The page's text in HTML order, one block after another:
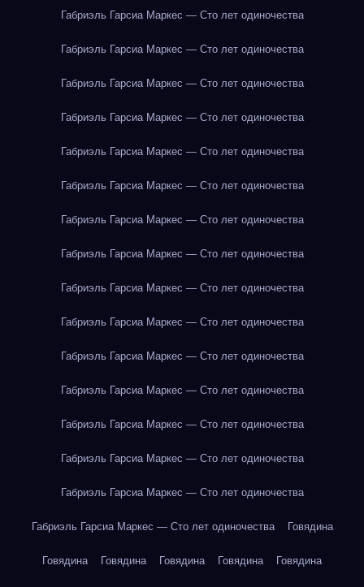
Габриэль Гарсиа Маркес — Сто лет одиночества
Габриэль Гарсиа Маркес — Сто лет одиночества
Габриэль Гарсиа Маркес — Сто лет одиночества
Габриэль Гарсиа Маркес — Сто лет одиночества
Габриэль Гарсиа Маркес — Сто лет одиночества
Габриэль Гарсиа Маркес — Сто лет одиночества
Габриэль Гарсиа Маркес — Сто лет одиночества
Габриэль Гарсиа Маркес — Сто лет одиночества
Габриэль Гарсиа Маркес — Сто лет одиночества
Габриэль Гарсиа Маркес — Сто лет одиночества
Габриэль Гарсиа Маркес — Сто лет одиночества
Габриэль Гарсиа Маркес — Сто лет одиночества
Габриэль Гарсиа Маркес — Сто лет одиночества
Габриэль Гарсиа Маркес — Сто лет одиночества
Габриэль Гарсиа Маркес — Сто лет одиночества
Габриэль Гарсиа Маркес — Сто лет одиночества Говядина
Говядина Говядина Говядина Говядина Говядина